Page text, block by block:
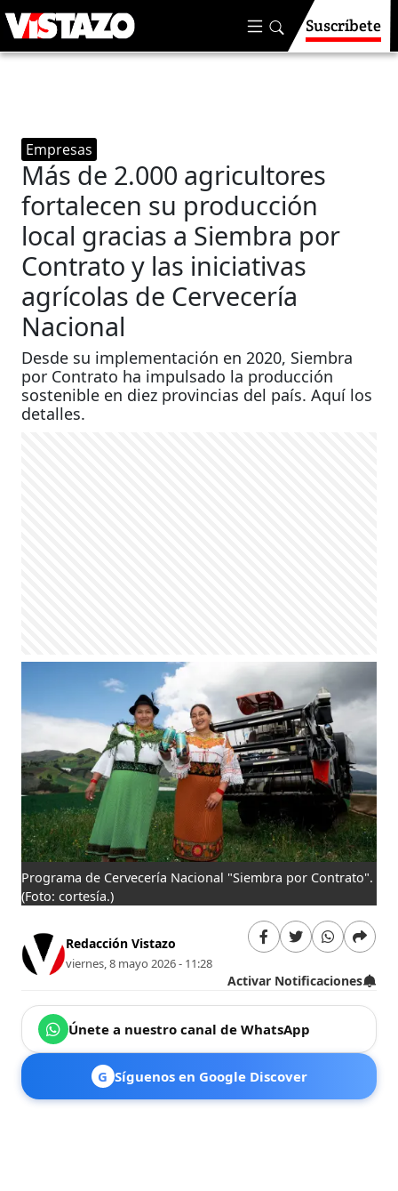
Suscríbete
Empresas
Más de 2.000 agricultores
fortalecen su producción
local gracias a Siembra por
Contrato y las iniciativas
agrícolas de Cervecería
Nacional
Desde su implementación en 2020, Siembra
por Contrato ha impulsado la producción
sostenible en diez provincias del país. Aquí los
detalles.
Programa de Cervecería Nacional "Siembra por Contrato".
(Foto: cortesía.)
Redacción Vistazo
viernes, 8 mayo 2026 - 11:28
Activar Notificaciones
Únete a nuestro canal de WhatsApp
G Síguenos en Google Discover